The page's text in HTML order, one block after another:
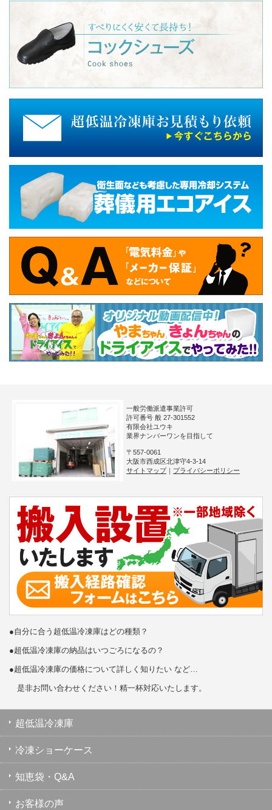
一般労働派遣事業許可
許可番号 般 27-301552
有限会社ユウキ
業界ナンバーワンを目指して
〒557-0061
大阪市西成区北津守4-3-14
サイトマップ｜ プライバシーポリシー
●自分に合う超低温冷凍庫はどの種類？
●超低温冷凍庫の納品はいつごろになるの？
●超低温冷凍庫の価格について詳しく知りたい など…
是非お問い合わせください！精一杯対応いたします。
超低温冷凍庫
冷凍ショーケース
知恵袋・Q&A
お客様の声